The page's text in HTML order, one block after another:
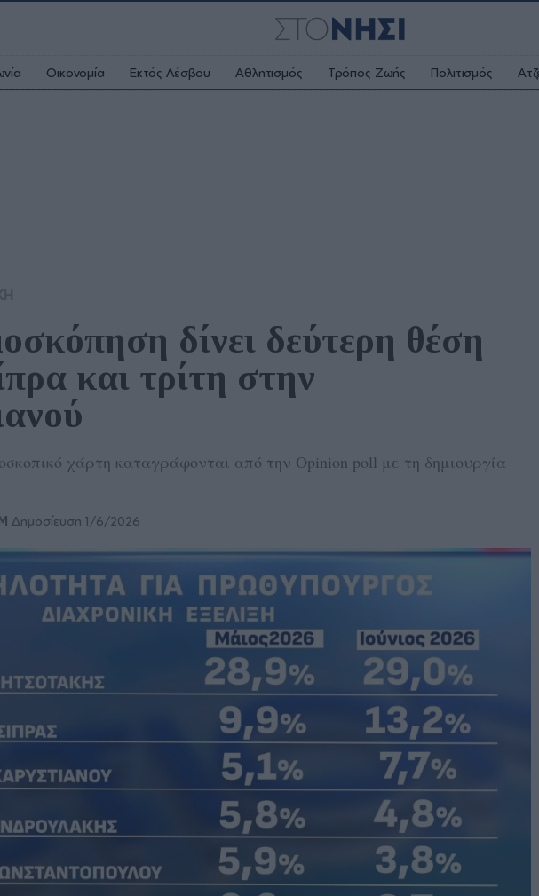
Οικονομία Εκτός Λέσβου Αθλητισμός Τρόπος Ζωής Πολιτισμός
δίνει δεύτερη θέση
και τρίτη στην
χάρτη καταγράφονται από την Opinion poll με τη δημιουργία
Δημοσίευση 1/6/2026